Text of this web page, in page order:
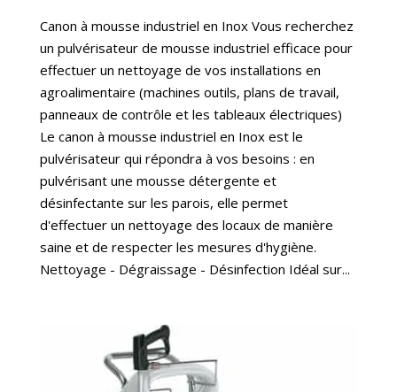
Canon à mousse industriel en Inox Vous recherchez
un pulvérisateur de mousse industriel efficace pour
effectuer un nettoyage de vos installations en
agroalimentaire (machines outils, plans de travail,
panneaux de contrôle et les tableaux électriques)
Le canon à mousse industriel en Inox est le
pulvérisateur qui répondra à vos besoins : en
pulvérisant une mousse détergente et
désinfectante sur les parois, elle permet
d'effectuer un nettoyage des locaux de manière
saine et de respecter les mesures d'hygiène.
Nettoyage - Dégraissage - Désinfection Idéal sur...